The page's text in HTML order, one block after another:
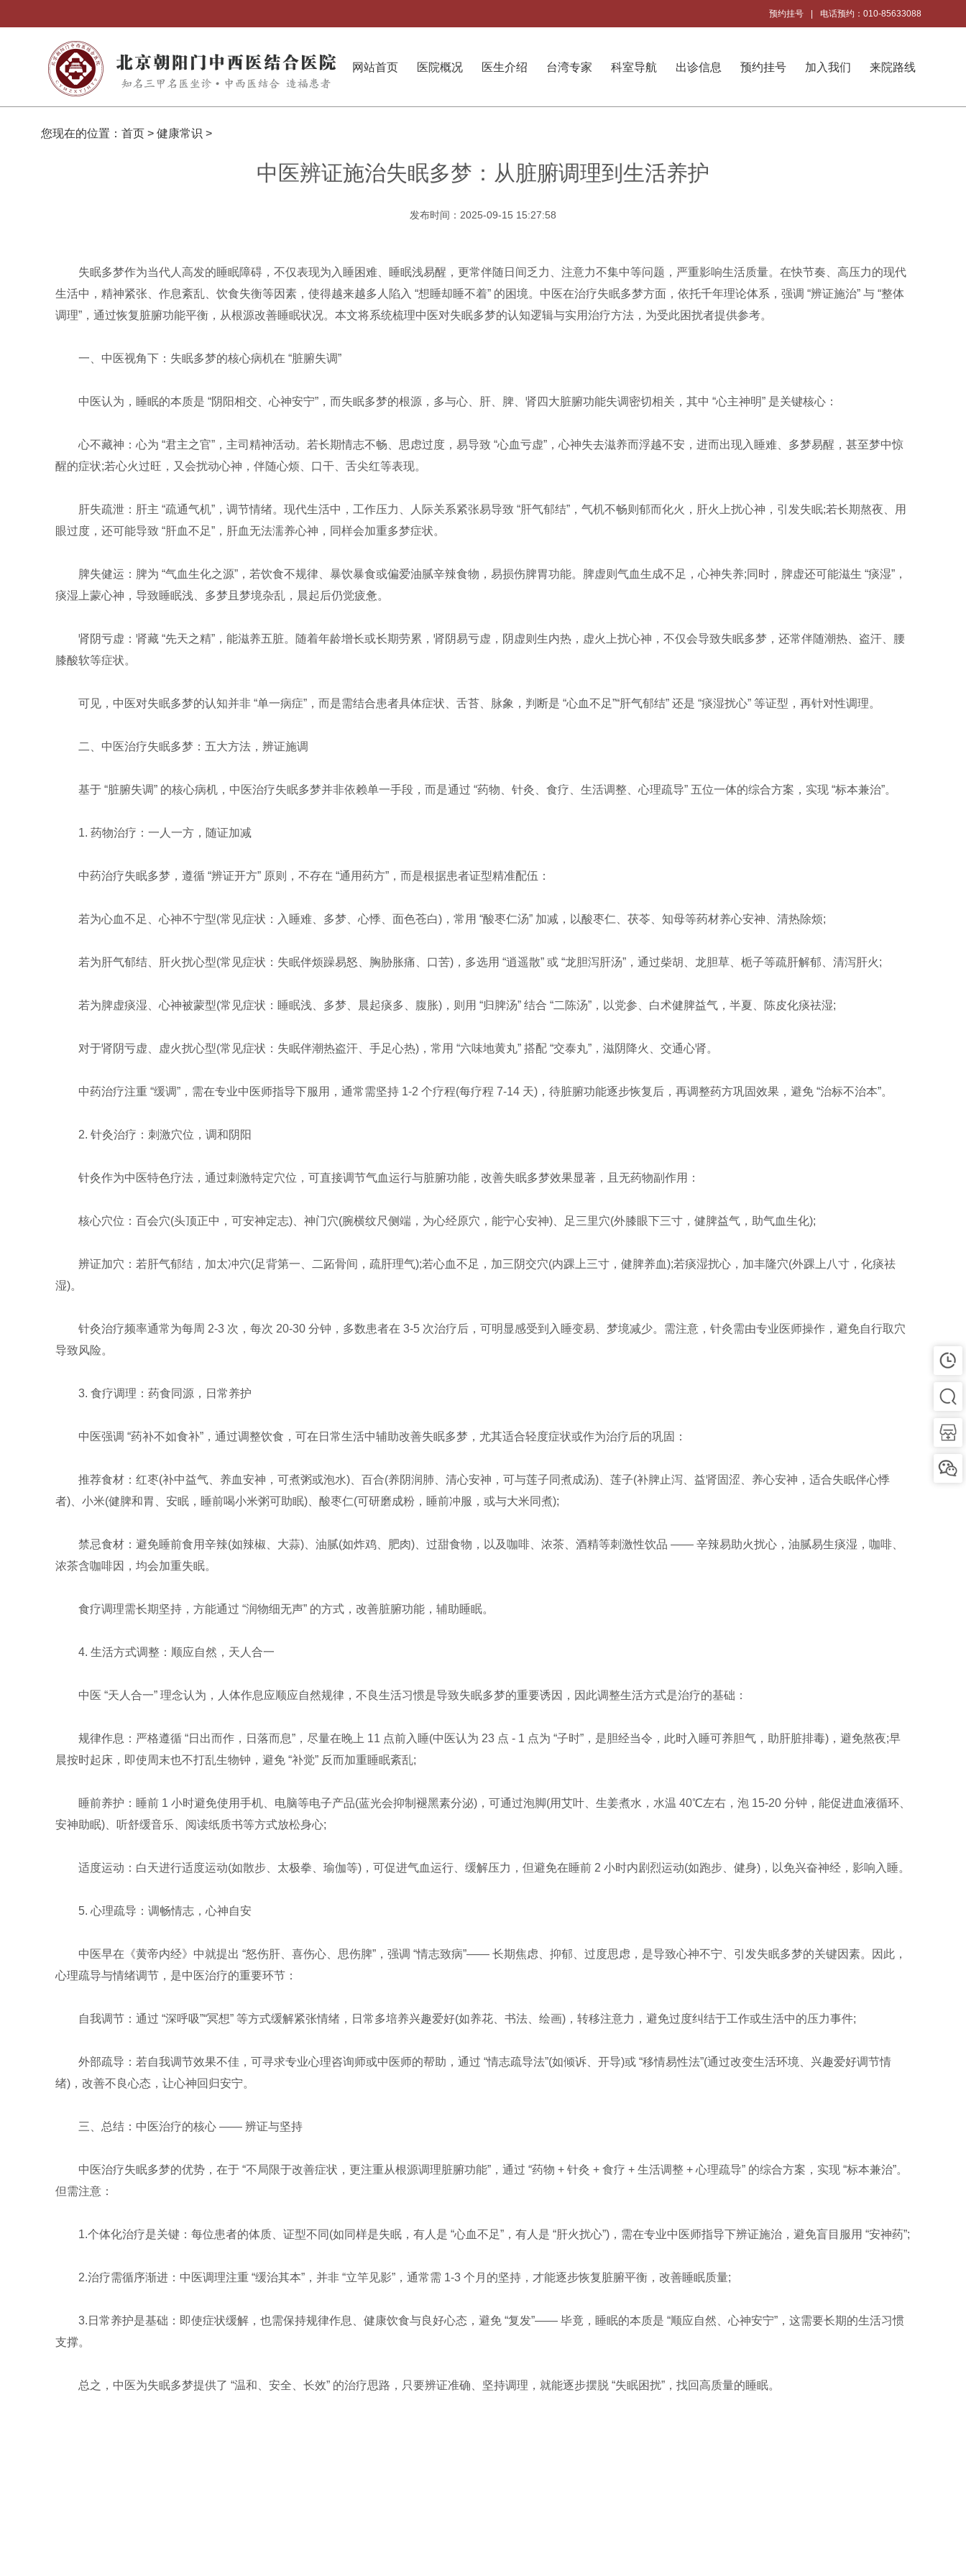
电话预约：010-85633088
预约挂号
网站首页 医院概况 医生介绍 台湾专家 科室导航 出诊信息 预约挂号 加入我们 来院路线
您现在的位置： 首页 > 健康常识 >
中医辨证施治失眠多梦：从脏腑调理到生活养护
发布时间：2025-09-15 15:27:58
失眠多梦作为当代人高发的睡眠障碍，不仅表现为入睡困难、睡眠浅易醒，更常伴随日间乏力、注意力不集中等问题，严重影响生活质量。在快节奏、高压力的现代
生活中，精神紧张、作息紊乱、饮食失衡等因素，使得越来越多人陷入 “想睡却睡不着” 的困境。中医在治疗失眠多梦方面，依托千年理论体系，强调 “辨证施治” 与 “整体
调理”，通过恢复脏腑功能平衡，从根源改善睡眠状况。本文将系统梳理中医对失眠多梦的认知逻辑与实用治疗方法，为受此困扰者提供参考。
一、中医视角下：失眠多梦的核心病机在 “脏腑失调”
中医认为，睡眠的本质是 “阴阳相交、心神安宁”，而失眠多梦的根源，多与心、肝、脾、肾四大脏腑功能失调密切相关，其中 “心主神明” 是关键核心：
心不藏神：心为 “君主之官”，主司精神活动。若长期情志不畅、思虑过度，易导致 “心血亏虚”，心神失去滋养而浮越不安，进而出现入睡难、多梦易醒，甚至梦中惊
醒的症状;若心火过旺，又会扰动心神，伴随心烦、口干、舌尖红等表现。
肝失疏泄：肝主 “疏通气机”，调节情绪。现代生活中，工作压力、人际关系紧张易导致 “肝气郁结”，气机不畅则郁而化火，肝火上扰心神，引发失眠;若长期熬夜、用
眼过度，还可能导致 “肝血不足”，肝血无法濡养心神，同样会加重多梦症状。
脾失健运：脾为 “气血生化之源”，若饮食不规律、暴饮暴食或偏爱油腻辛辣食物，易损伤脾胃功能。脾虚则气血生成不足，心神失养;同时，脾虚还可能滋生 “痰湿”，
痰湿上蒙心神，导致睡眠浅、多梦且梦境杂乱，晨起后仍觉疲惫。
肾阴亏虚：肾藏 “先天之精”，能滋养五脏。随着年龄增长或长期劳累，肾阴易亏虚，阴虚则生内热，虚火上扰心神，不仅会导致失眠多梦，还常伴随潮热、盗汗、腰
膝酸软等症状。
可见，中医对失眠多梦的认知并非 “单一病症”，而是需结合患者具体症状、舌苔、脉象，判断是 “心血不足”“肝气郁结” 还是 “痰湿扰心” 等证型，再针对性调理。
二、中医治疗失眠多梦：五大方法，辨证施调
基于 “脏腑失调” 的核心病机，中医治疗失眠多梦并非依赖单一手段，而是通过 “药物、针灸、食疗、生活调整、心理疏导” 五位一体的综合方案，实现 “标本兼治”。
1. 药物治疗：一人一方，随证加减
中药治疗失眠多梦，遵循 “辨证开方” 原则，不存在 “通用药方”，而是根据患者证型精准配伍：
若为心血不足、心神不宁型(常见症状：入睡难、多梦、心悸、面色苍白)，常用 “酸枣仁汤” 加减，以酸枣仁、茯苓、知母等药材养心安神、清热除烦;
若为肝气郁结、肝火扰心型(常见症状：失眠伴烦躁易怒、胸胁胀痛、口苦)，多选用 “逍遥散” 或 “龙胆泻肝汤”，通过柴胡、龙胆草、栀子等疏肝解郁、清泻肝火;
若为脾虚痰湿、心神被蒙型(常见症状：睡眠浅、多梦、晨起痰多、腹胀)，则用 “归脾汤” 结合 “二陈汤”，以党参、白术健脾益气，半夏、陈皮化痰祛湿;
对于肾阴亏虚、虚火扰心型(常见症状：失眠伴潮热盗汗、手足心热)，常用 “六味地黄丸” 搭配 “交泰丸”，滋阴降火、交通心肾。
中药治疗注重 “缓调”，需在专业中医师指导下服用，通常需坚持 1-2 个疗程(每疗程 7-14 天)，待脏腑功能逐步恢复后，再调整药方巩固效果，避免 “治标不治本”。
2. 针灸治疗：刺激穴位，调和阴阳
针灸作为中医特色疗法，通过刺激特定穴位，可直接调节气血运行与脏腑功能，改善失眠多梦效果显著，且无药物副作用：
核心穴位：百会穴(头顶正中，可安神定志)、神门穴(腕横纹尺侧端，为心经原穴，能宁心安神)、足三里穴(外膝眼下三寸，健脾益气，助气血生化);
辨证加穴：若肝气郁结，加太冲穴(足背第一、二跖骨间，疏肝理气);若心血不足，加三阴交穴(内踝上三寸，健脾养血);若痰湿扰心，加丰隆穴(外踝上八寸，化痰祛
湿)。
针灸治疗频率通常为每周 2-3 次，每次 20-30 分钟，多数患者在 3-5 次治疗后，可明显感受到入睡变易、梦境减少。需注意，针灸需由专业医师操作，避免自行取穴
导致风险。
3. 食疗调理：药食同源，日常养护
中医强调 “药补不如食补”，通过调整饮食，可在日常生活中辅助改善失眠多梦，尤其适合轻度症状或作为治疗后的巩固：
推荐食材：红枣(补中益气、养血安神，可煮粥或泡水)、百合(养阴润肺、清心安神，可与莲子同煮成汤)、莲子(补脾止泻、益肾固涩、养心安神，适合失眠伴心悸
者)、小米(健脾和胃、安眠，睡前喝小米粥可助眠)、酸枣仁(可研磨成粉，睡前冲服，或与大米同煮);
禁忌食材：避免睡前食用辛辣(如辣椒、大蒜)、油腻(如炸鸡、肥肉)、过甜食物，以及咖啡、浓茶、酒精等刺激性饮品 —— 辛辣易助火扰心，油腻易生痰湿，咖啡、
浓茶含咖啡因，均会加重失眠。
食疗调理需长期坚持，方能通过 “润物细无声” 的方式，改善脏腑功能，辅助睡眠。
4. 生活方式调整：顺应自然，天人合一
中医 “天人合一” 理念认为，人体作息应顺应自然规律，不良生活习惯是导致失眠多梦的重要诱因，因此调整生活方式是治疗的基础：
规律作息：严格遵循 “日出而作，日落而息”，尽量在晚上 11 点前入睡(中医认为 23 点 - 1 点为 “子时”，是胆经当令，此时入睡可养胆气，助肝脏排毒)，避免熬夜;早
晨按时起床，即使周末也不打乱生物钟，避免 “补觉” 反而加重睡眠紊乱;
睡前养护：睡前 1 小时避免使用手机、电脑等电子产品(蓝光会抑制褪黑素分泌)，可通过泡脚(用艾叶、生姜煮水，水温 40℃左右，泡 15-20 分钟，能促进血液循环、
安神助眠)、听舒缓音乐、阅读纸质书等方式放松身心;
适度运动：白天进行适度运动(如散步、太极拳、瑜伽等)，可促进气血运行、缓解压力，但避免在睡前 2 小时内剧烈运动(如跑步、健身)，以免兴奋神经，影响入睡。
5. 心理疏导：调畅情志，心神自安
中医早在《黄帝内经》中就提出 “怒伤肝、喜伤心、思伤脾”，强调 “情志致病”—— 长期焦虑、抑郁、过度思虑，是导致心神不宁、引发失眠多梦的关键因素。因此，
心理疏导与情绪调节，是中医治疗的重要环节：
自我调节：通过 “深呼吸”“冥想” 等方式缓解紧张情绪，日常多培养兴趣爱好(如养花、书法、绘画)，转移注意力，避免过度纠结于工作或生活中的压力事件;
外部疏导：若自我调节效果不佳，可寻求专业心理咨询师或中医师的帮助，通过 “情志疏导法”(如倾诉、开导)或 “移情易性法”(通过改变生活环境、兴趣爱好调节情
绪)，改善不良心态，让心神回归安宁。
三、总结：中医治疗的核心 —— 辨证与坚持
中医治疗失眠多梦的优势，在于 “不局限于改善症状，更注重从根源调理脏腑功能”，通过 “药物 + 针灸 + 食疗 + 生活调整 + 心理疏导” 的综合方案，实现 “标本兼治”。
但需注意：
1.个体化治疗是关键：每位患者的体质、证型不同(如同样是失眠，有人是 “心血不足”，有人是 “肝火扰心”)，需在专业中医师指导下辨证施治，避免盲目服用 “安神药”;
2.治疗需循序渐进：中医调理注重 “缓治其本”，并非 “立竿见影”，通常需 1-3 个月的坚持，才能逐步恢复脏腑平衡，改善睡眠质量;
3.日常养护是基础：即使症状缓解，也需保持规律作息、健康饮食与良好心态，避免 “复发”—— 毕竟，睡眠的本质是 “顺应自然、心神安宁”，这需要长期的生活习惯
支撑。
总之，中医为失眠多梦提供了 “温和、安全、长效” 的治疗思路，只要辨证准确、坚持调理，就能逐步摆脱 “失眠困扰”，找回高质量的睡眠。